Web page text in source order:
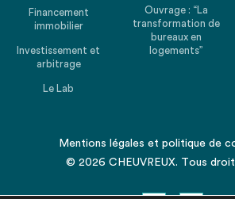
Financement
immobilier
Investissement et
arbitrage
Le Lab
Ouvrage : “La
transformation de
bureaux en
logements”
Mentions légales et politique de
© 2026 CHEUVREUX. Tous